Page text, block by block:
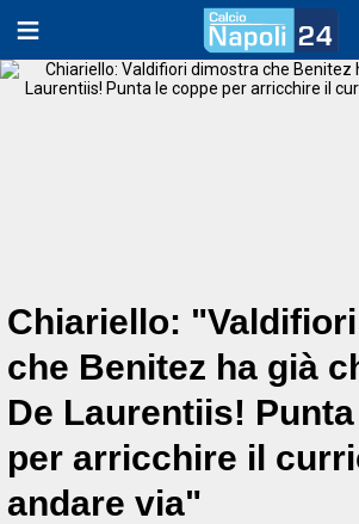
Chiariello:
che Benitez ha già
De Laurentiis!
per arricchire il
andare via"